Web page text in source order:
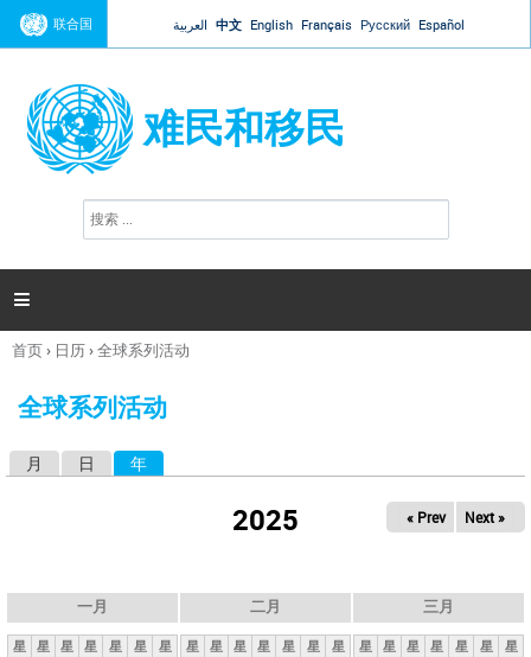
Jump to navigation
联合国 العربية 中文 English Français Русский Español
难民和移民
搜
索

你
这
首页› 日历›全球系列活动
全球系列活动
月 日 年
2025 « Prev Next »
一月
星 星 星 星 星 星
星
二月
星 星 星 星 星 星 星
三月
星 星 星 星 星 星 星